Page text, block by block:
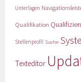
Unterlagen
Qualifikation
Stellenprofil Suche
Texteditor